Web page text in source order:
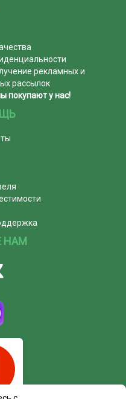
рекламных и
рассылок
покупают у нас!
НАМ